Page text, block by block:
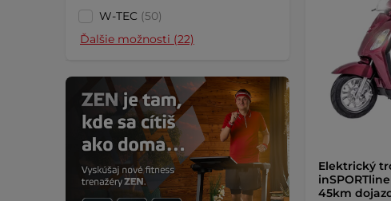
W-TEC (50)
Ďalšie možnosti (22)
Elektrický
45km